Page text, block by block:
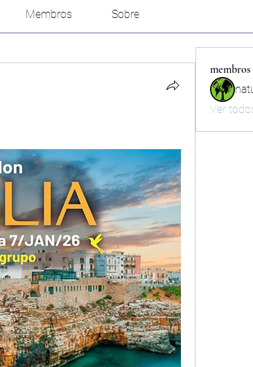
Membros Sobre
membros
Ver